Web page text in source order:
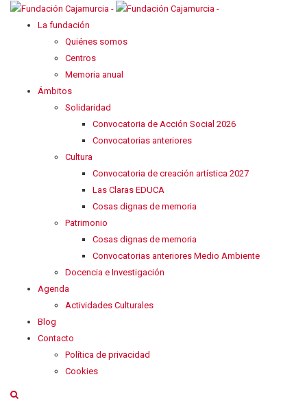
La fundación
Quiénes somos
Centros
Memoria anual
Ámbitos
Solidaridad
Convocatoria de Acción Social 2026
Convocatorias anteriores
Cultura
Convocatoria de creación artística 2027
Las Claras EDUCA
Cosas dignas de memoria
Patrimonio
Cosas dignas de memoria
Convocatorias anteriores Medio Ambiente
Docencia e Investigación
Agenda
Actividades Culturales
Blog
Contacto
Política de privacidad
Cookies